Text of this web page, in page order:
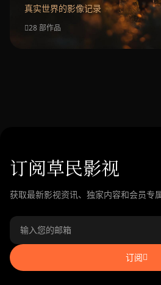
真实世界的影像记录
28 部作品
订阅草民影视
获取最新影视资讯、独家内容和会员专
订阅